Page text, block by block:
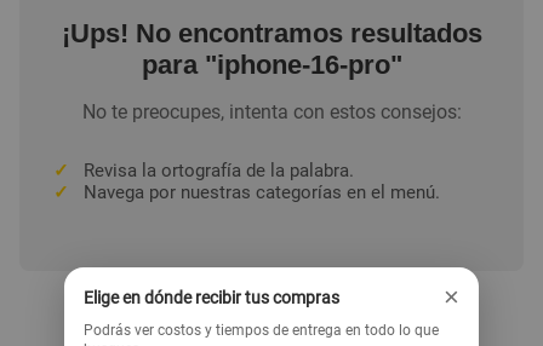
¡Ups! No encontramos resultados
para "iphone-16-pro"
No te preocupes, intenta con estos consejos:
✓
Revisa la ortografía de la palabra.
✓
Navega por nuestras categorías en el menú.
Elige en dónde recibir tus compras ×
Podrás ver costos y tiempos de entrega en todo lo que